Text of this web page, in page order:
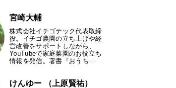
宮崎大輔
株式会社イチゴテック代表取締
役。イチゴ農園の立ち上げや経
営改善をサポートしながら、
YouTubeで家庭菜園のお役立ち
情報を発信。著書『おうち…
けんゆー （上原賢祐）